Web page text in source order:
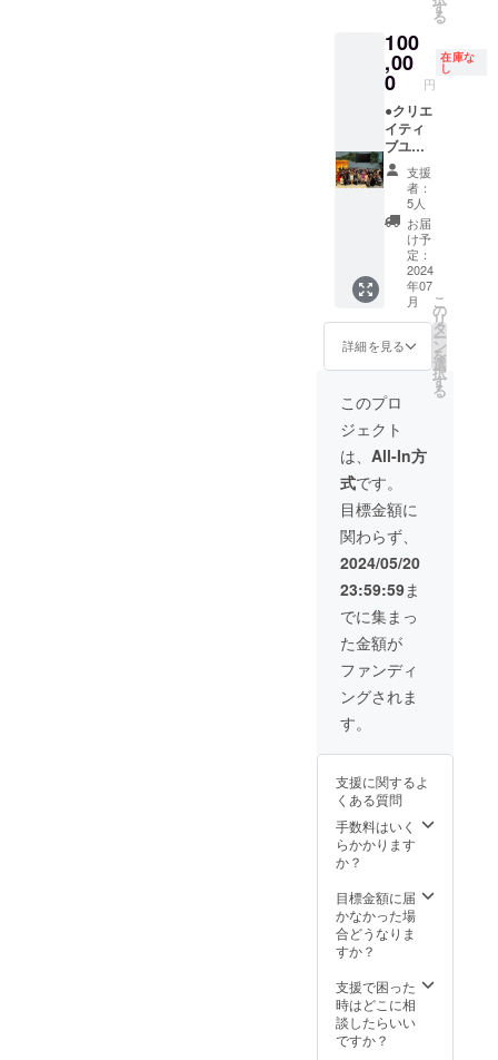
のコラボ
レーション
作品を東京
タワーに創
作した。
2025年2月に
はバチカン
市国に招か
れ、特別な
（Giubileo）
に開催され
る、ローマ
教皇主催
「芸術家の
ためのジュ
ビレオ
（Giubileo
degli
Artisti）」に
参加、ロー
マ教皇の
ポートレー
ト作品を創
作し
た。
らinterfmで
番組DJを行
う。
（「Flower’s
YELL」毎週
土曜日16：
43～16：58
放
送）
セージ
カード
ジナルT
シャ
ツ。 ※
サイズ
はS・
M・L・
LL。Ｔ
シャツ
のカ
ラーは
白。 ※
写真デ
ザイン
はイ
メー
ジ。 ●
エール
ソング
名の種
をまこ
う」オ
リジナ
ルCD ●
参加
アー
ティス
トから
のメッ
セージ
カード
ご招
待。
（限定
10名／1
曲のみ
の演奏
になり
ます）
※演奏終
了後、
出演者
全員と
集合写
真の撮
影を行
いま
す。撮
影デー
タは後
日郵送
しま
す。 ●
エール
ソング
「明日
という
名の種
をまこ
う」オ
リジナ
ルCD ●
参加
アー
ティス
トから
のメッ
セージ
カード
待と参
ティス
ト全員
との記
念撮影
（集合
※5月25
日17
時、東
京日本
う公開
発表に
ご招
待。
す
る
100
,00
0 円
在庫な
し
●クリエ
イティ
ブユ
ニット
PAL交
流会
（食事
会）ペ
アご招
待 ※交
流会は
2024年
7月開催
を予定
してい
ます。7
月の参
加がで
きない
場合、1
月の交
流会に
変更も
受付け
ます ※
通常60
名ほど
のメン
バーが
参加し
ます
が、参
加メン
バーに
です ※
場は都
内とな
ります
●エール
ソング
という
名の種
をまこ
う」オ
ルCD
※CD
ジャ
ケット
支援
者：
5人
お届
け予
定：
2024
年07
月
詳細を見る
こ
の
リ
タ
ー
ン
を
選
択
す
る
このプロ
ジェクト
は、 All-In方
式です。
目標金額に
関わらず、
2024/05/20
23:59:59ま
でに集まっ
た金額が
ファンディ
ングされま
す。
支援に関するよ
くある質問
手数料はいく
らかかります
か？
目標金額に届
かなかった場
合どうなりま
すか？
支援で困った
時はどこに相
談したらいい
ですか？